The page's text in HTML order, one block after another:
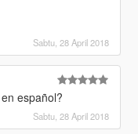
Sabtu, 28 April 2018
español?
Sabtu, 28 April 2018